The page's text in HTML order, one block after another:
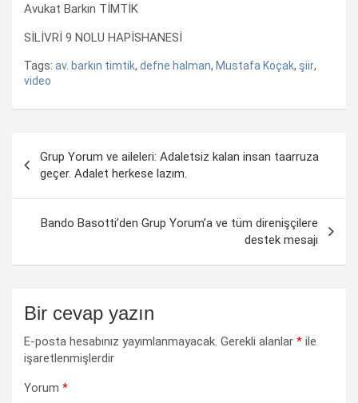
Avukat Barkın TİMTİK
SİLİVRİ 9 NOLU HAPİSHANESİ
Tags: av. barkın timtik, defne halman, Mustafa Koçak, şiir,
video
dolaşımı
Grup Yorum ve aileleri: Adaletsiz kalan insan taarruza
geçer. Adalet herkese lazım.
Bando Basotti’den Grup Yorum’a ve tüm direnişçilere
destek mesajı
Bir cevap yazın
E-posta hesabınız yayımlanmayacak. Gerekli alanlar * ile
işaretlenmişlerdir
Yorum *